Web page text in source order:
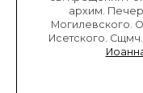
архим.
Могилевского.
Исетского. Сщмч.